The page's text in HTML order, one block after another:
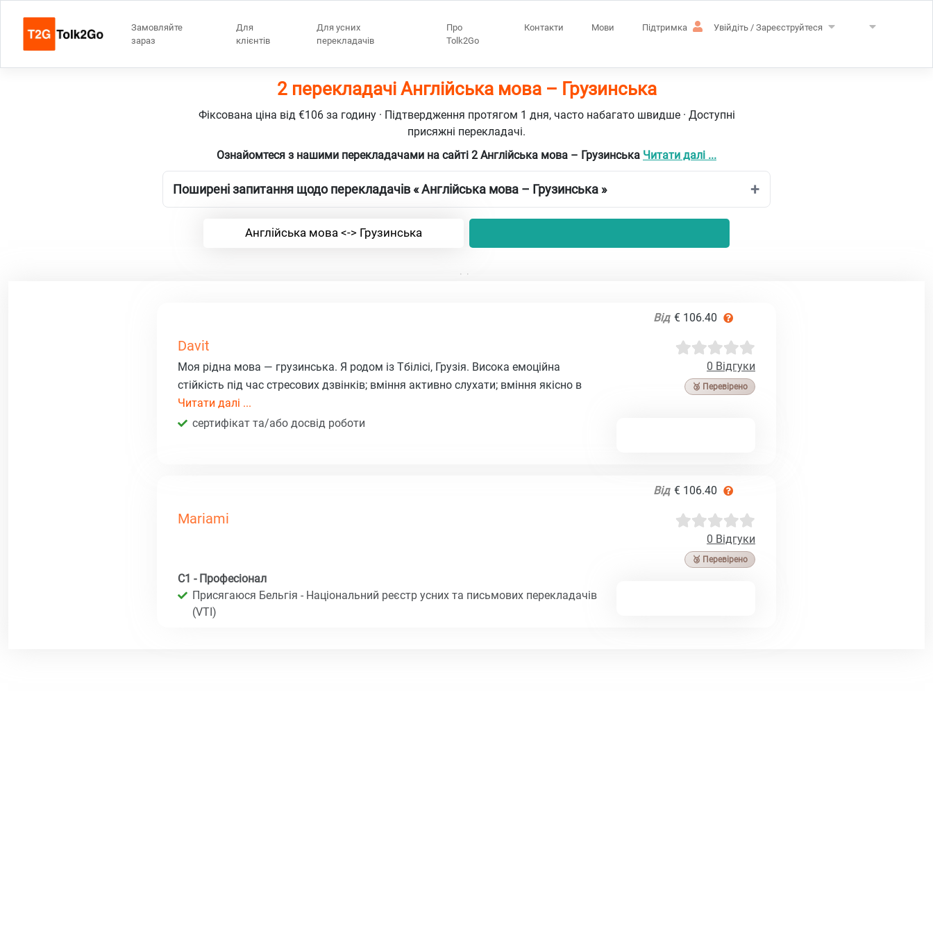
Замовляйте
зараз
Для
клієнтів
Для усних
перекладачів
Про
Tolk2Go
Контакти Мови Підтримка Увійдіть / Зареєструйтеся
2 перекладачі Англійська мова – Грузинська
Фіксована ціна від €106 за годину · Підтвердження протягом 1 дня, часто набагато швидше · Доступні
присяжні перекладачі.
Ознайомтеся з нашими перекладачами на сайті 2 Англійська мова – Грузинська Читати далі ...
Поширені запитання щодо перекладачів « Англійська мова – Грузинська »
Англійська мова <-> Грузинська
Від € 106.40
Davit
0 Відгуки
🥉 Перевірено
Моя рідна мова — грузинська. Я родом із Тбілісі, Грузія. Висока емоційна
стійкість під час стресових дзвінків; вміння активно слухати; вміння якісно в
Читати далі ...
сертифікат та/або досвід роботи
Від € 106.40
Mariami
0 Відгуки
🥉 Перевірено
C1 - Професіонал
Присягаюся Бельгія - Національний реєстр усних та письмових перекладачів
(VTI)